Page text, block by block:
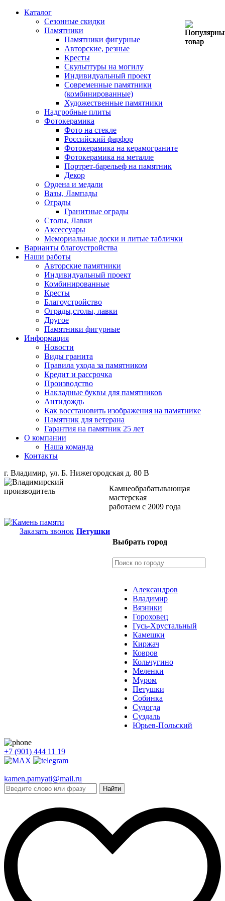
Каталог
Сезонные скидки
Памятники
Памятники фигурные
Авторские, резные
Кресты
Скульптуры на могилу
Индивидуальный проект
Современные памятники
(комбинированные)
Художественные памятники
Надгробные плиты
Фотокерамика
Фото на стекле
Российский фарфор
Фотокерамика на керамограните
Фотокерамика на металле
Портрет-барельеф на памятник
Декор
Ордена и медали
Вазы, Лампады
Ограды
Гранитные ограды
Столы, Лавки
Аксессуары
Мемориальные доски и литые таблички
Варианты благоустройства
Наши работы
Авторские памятники
Индивидуальный проект
Комбинированные
Кресты
Благоустройство
Ограды,столы, лавки
Другое
Памятники фигурные
Информация
Новости
Виды гранита
Правила ухода за памятником
Кредит и рассрочка
Производство
Накладные буквы для памятников
Антидождь
Как восстановить изображения на памятнике
Памятник для ветерана
Гарантия на памятник 25 лет
О компании
Наша команда
Контакты
г. Владимир, ул. Б. Нижегородская д. 80 В
Камнеобрабатывающая
мастерская
работаем с 2009 года
Заказать звонок Петушки
Выбрать город
Александров
Владимир
Вязники
Гороховец
Гусь-Хрустальный
Камешки
Киржач
Ковров
Кольчугино
Меленки
Муром
Петушки
Собинка
Судогда
Суздаль
Юрьев-Польский
+7 (901) 444 11 19
kamen.pamyati@mail.ru